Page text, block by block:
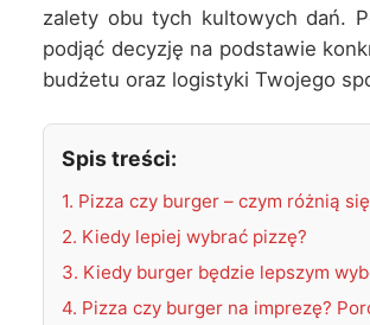
zalety obu tych kultowych dań.
podjąć decyzję na podstawie
budżetu oraz logistyki Twojego
Spis treści:
1. Pizza czy burger – czym różnią
2. Kiedy lepiej wybrać pizzę?
3. Kiedy burger będzie lepszym
4. Pizza czy burger na imprezę?